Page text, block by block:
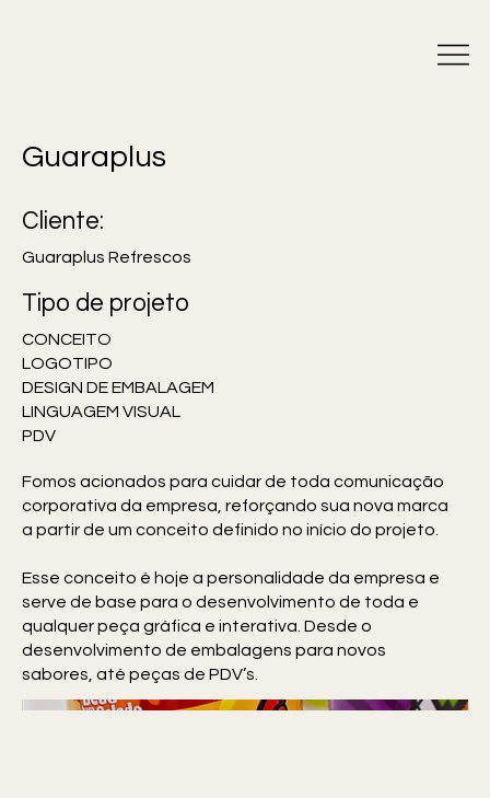
Guaraplus
Cliente:
Guaraplus Refrescos
Tipo de projeto
CONCEITO
LOGOTIPO
DESIGN DE EMBALAGEM
LINGUAGEM VISUAL
PDV
Fomos acionados para cuidar de toda comunicação
corporativa da empresa, reforçando sua nova marca
a partir de um conceito definido no início do projeto.
Esse conceito é hoje a personalidade da empresa e
serve de base para o desenvolvimento de toda e
qualquer peça gráfica e interativa. Desde o
desenvolvimento de embalagens para novos
sabores, até peças de PDV’s.